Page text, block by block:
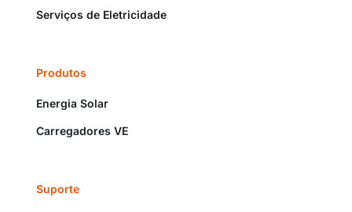
Serviços de Eletricidade
Produtos
Energia Solar
Carregadores VE
Suporte